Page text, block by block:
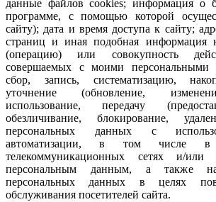
данные файлов cookies; информация о
программе, с помощью которой
сайту); дата и время доступа к сайту;
страниц и иная подобная информация
(операцию) или совокупность
совершаемых с моими персональными
сбор, запись, систематизацию,
уточнение (обновление,
использование, передачу
обезличивание, блокирование,
персональных данных с
автоматизации, в том числе в
телекоммуникационных сетях и/
персональным данным, а также
персональных данных в целях
обслуживания посетителей сайта.